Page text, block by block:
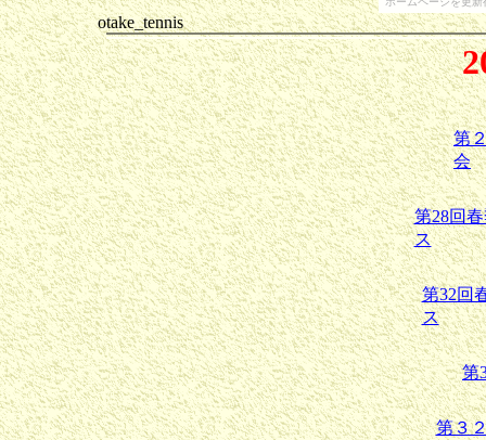
otake_tennis
第
会
第28回
ス
第32回
ス
第
第３